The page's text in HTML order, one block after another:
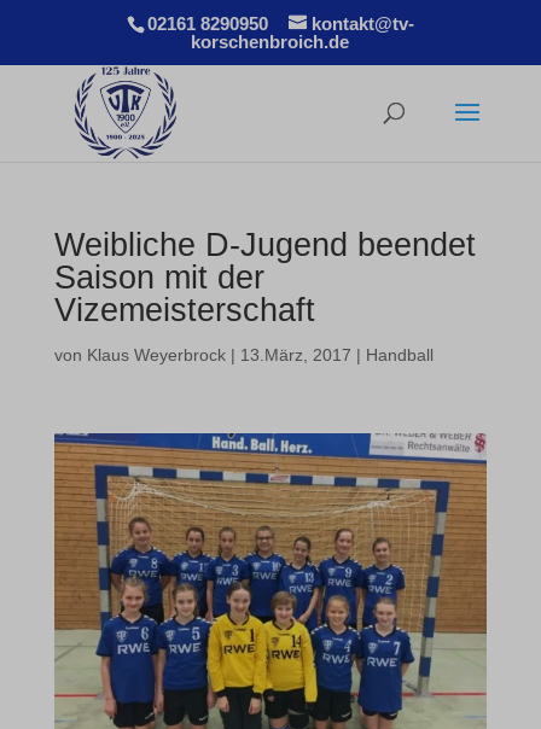
02161 8290950
kontakt@tv-
korschenbroich.de
Weibliche D-Jugend beendet
Saison mit der
Vizemeisterschaft
von Klaus Weyerbrock| 13.März, 2017 | Handball